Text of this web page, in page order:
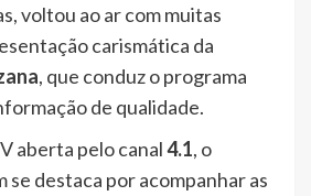
voltou ao ar com muitas
carismática da
, que conduz o programa
de qualidade.
aberta pelo canal4.1, o
se destaca por acompanhar as